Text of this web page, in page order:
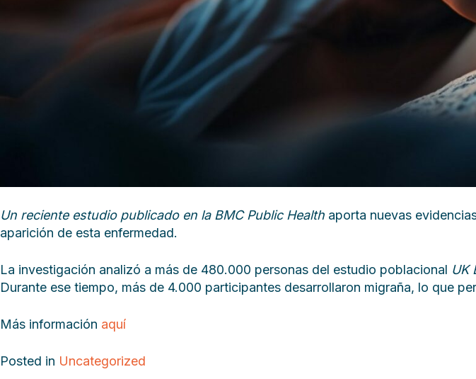
Un reciente estudio publicado en la BMC Public Health aporta nuevas
aparición de esta enfermedad.
La investigación analizó a más de 480.000 personas del estudio poblacional UK
Durante ese tiempo, más de 4.000 participantes desarrollaron migraña, lo que
Más información aquí
Posted in Uncategorized